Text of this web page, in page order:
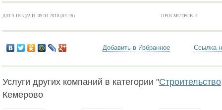
ДАТА ПОДАЧИ: 09.04.2018 (04:26) ПРОСМОТРОВ: 4
Добавить в Избранное Ссылка
Услуги других компаний в категории "
Кемерово